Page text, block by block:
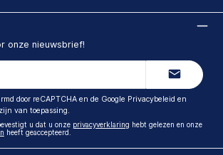
onze nieuwsbrief!
door reCAPTCHA en de Google Privacybeleid en
zijn van toepassing.
u dat u onze privacyverklaring hebt gelezen en onze
heeft geaccepteerd.